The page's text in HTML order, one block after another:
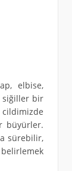
elbise,
siğiller bir
cildimizde
büyürler.
sürebilir,
belirlemek